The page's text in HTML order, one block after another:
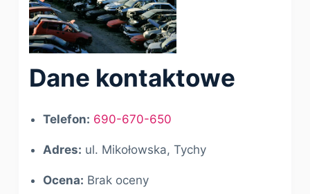
Dane kontaktowe
Telefon: 690-670-650
Adres: ul. Mikołowska, Tychy
Ocena: Brak oceny